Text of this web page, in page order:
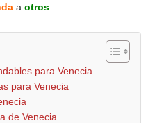
a otros
para Venecia
para Venecia
de Venecia